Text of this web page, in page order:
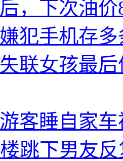
，下次油
犯手机存
联女孩最
客睡自家
跳下男友